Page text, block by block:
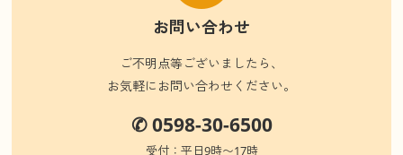
お問い合わせ
ご不明点等ございましたら、
お気軽にお問い合わせください。
✆ 0598-30-6500
受付：平日9時〜17時